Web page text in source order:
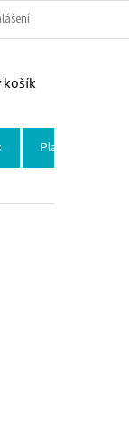
KOŠÍK
košík
Plastové